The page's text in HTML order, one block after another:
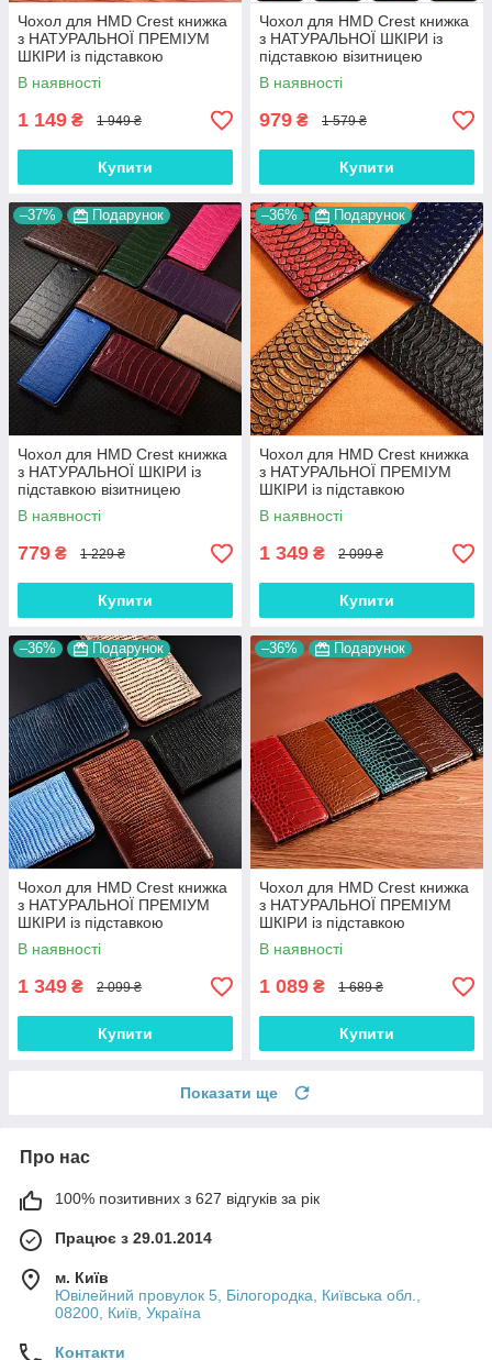
Чохол для HMD Crest книжка
з НАТУРАЛЬНОЇ ПРЕМІУМ
ШКІРИ із підставкою
протиударний магнітний
"DRAGON"
В наявності
1 149 ₴ 1 949 ₴
Купити
Чохол для HMD Crest книжка
з НАТУРАЛЬНОЇ ШКІРИ із
підставкою візитницею
протиударний магнітний
"BULL"
В наявності
979 ₴ 1 579 ₴
Купити
–37% Подарунок
Чохол для HMD Crest книжка
з НАТУРАЛЬНОЇ ШКІРИ із
підставкою візитницею
протиударний магнітний
"LUXOR"
В наявності
779 ₴ 1 229 ₴
Купити
–36% Подарунок
Чохол для HMD Crest книжка
з НАТУРАЛЬНОЇ ПРЕМІУМ
ШКІРИ із підставкою
протиударний магнітний
"PYTHON"
В наявності
1 349 ₴ 2 099 ₴
Купити
–36% Подарунок
Чохол для HMD Crest книжка
з НАТУРАЛЬНОЇ ПРЕМІУМ
ШКІРИ із підставкою
протиударний магнітний
"VARAN"
В наявності
1 349 ₴ 2 099 ₴
Купити
–36% Подарунок
Чохол для HMD Crest книжка
з НАТУРАЛЬНОЇ ПРЕМІУМ
ШКІРИ із підставкою
протиударний магнітний
"CROCODILE"
В наявності
1 089 ₴ 1 689 ₴
Купити
Показати ще
Про нас
100% позитивних з 627 відгуків за рік
Працює з 29.01.2014
м. Київ
Ювілейний провулок 5, Білогородка, Київська обл.,
08200, Київ, Україна
Контакти